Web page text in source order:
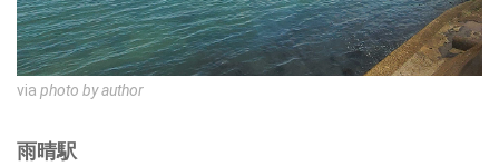
via photo by author
雨晴駅